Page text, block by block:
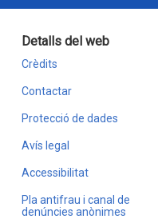
Detalls del web
Crèdits
Contactar
Protecció de dades
Avís legal
Accessibilitat
Pla antifrau i canal de
denúncies anònimes